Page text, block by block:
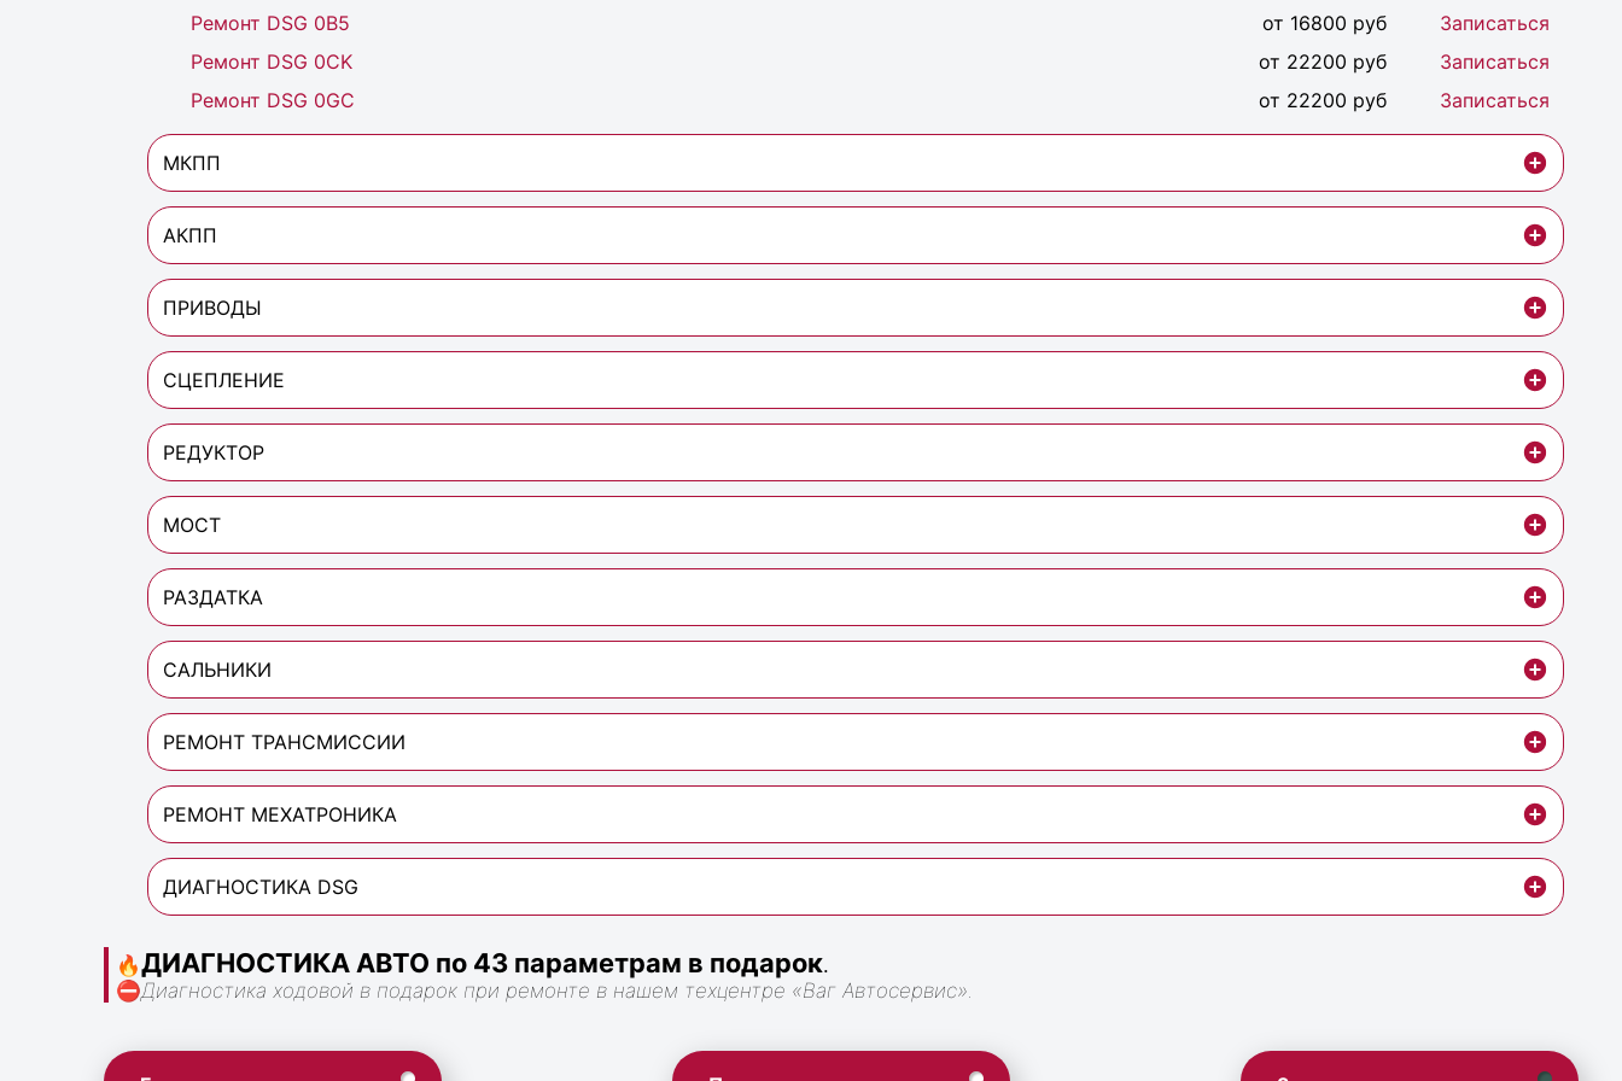
Ремонт DSG 0B5 от 16800 руб
Записаться
Ремонт DSG 0CK
от 22200 руб
Записаться
Ремонт DSG 0GC
от 22200 руб Записаться
МКПП
АКПП
ПРИВОДЫ
СЦЕПЛЕНИЕ
РЕДУКТОР
МОСТ
РАЗДАТКА
САЛЬНИКИ
РЕМОНТ ТРАНСМИССИИ
РЕМОНТ МЕХАТРОНИКА
ДИАГНОСТИКА DSG
🔥ДИАГНОСТИКА АВТО по 43 параметрам в подарок.
⛔Диагностика ходовой в подарок при ремонте в нашем техцентре «Ваг Автосервис».